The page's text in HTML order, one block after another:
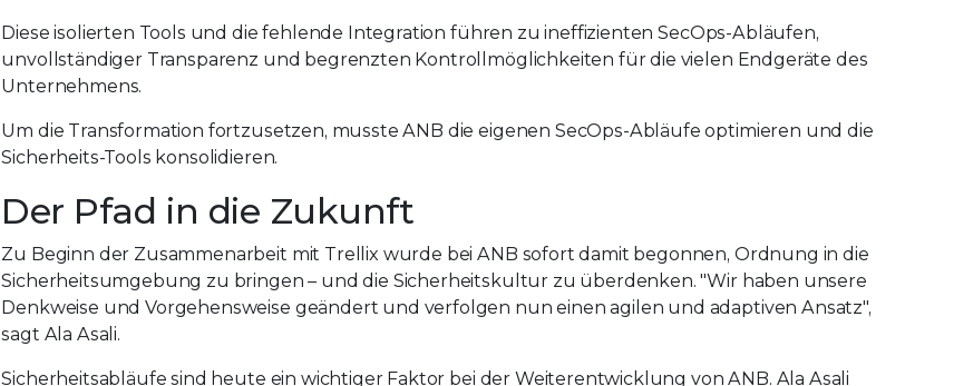
Diese isolierten Tools und die fehlende Integration führen zu ineffizienten SecOps-Abläufen,
unvollständiger Transparenz und begrenzten Kontrollmöglichkeiten für die vielen Endgeräte des
Unternehmens.
Um die Transformation fortzusetzen, musste ANB die eigenen SecOps-Abläufe optimieren und die
Sicherheits-Tools konsolidieren.
Der Pfad in die Zukunft
Zu Beginn der Zusammenarbeit mit Trellix wurde bei ANB sofort damit begonnen, Ordnung in die
Sicherheitsumgebung zu bringen – und die Sicherheitskultur zu überdenken. "Wir haben unsere
Denkweise und Vorgehensweise geändert und verfolgen nun einen agilen und adaptiven Ansatz",
sagt Ala Asali.
Sicherheitsabläufe sind heute ein wichtiger Faktor bei der Weiterentwicklung von ANB. Ala Asali